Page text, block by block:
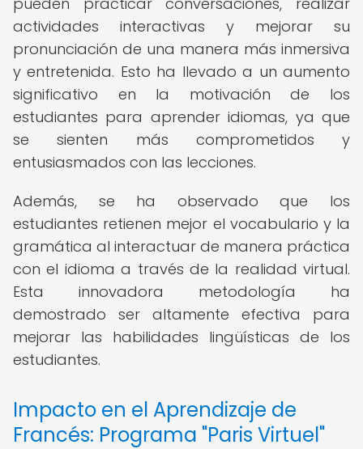
actividades interactivas y mejorar su
pronunciación de una manera más inmersiva
y entretenida. Esto ha llevado a un aumento
significativo en la motivación de los
estudiantes para aprender idiomas, ya que
se sienten más comprometidos y
entusiasmados con las lecciones.
Además, se ha observado que los
estudiantes retienen mejor el vocabulario y la
gramática al interactuar de manera práctica
con el idioma a través de la realidad virtual.
Esta innovadora metodología ha
demostrado ser altamente efectiva para
mejorar las habilidades lingüísticas de los
estudiantes.
Impacto en el Aprendizaje de
Francés: Programa "Paris Virtuel"